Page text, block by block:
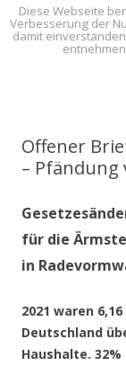
LINKES
Politik öffentlich
Offener
– Pfändung
für die
in
2021 waren
Deutschland
Haushalte.
Diese Webseite
Verbesserung der
damit